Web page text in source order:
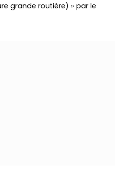
grande routière) » par le